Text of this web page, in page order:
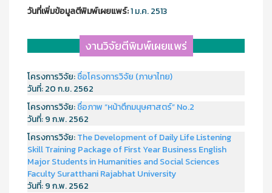
วันที่เพิ่มข้อมูลตีพิมพ์เผยแพร์:1 ม.ค. 2513
งานวิจัยตีพิมพ์เผยแพร่
โครงการวิจัย:ชื่อโครงการวิจัย (ภาษาไทย)
วันที่:20 ก.ย. 2562
โครงการวิจัย:ชื่อภาพ “หน้าตึกมนุษศาสตร์” No.2
วันที่:9 ก.พ. 2562
โครงการวิจัย:The Development of Daily Life Listening
Skill Training Package of First Year Business English
Major Students in Humanities and Social Sciences
Faculty Suratthani Rajabhat University
วันที่:9 ก.พ. 2562